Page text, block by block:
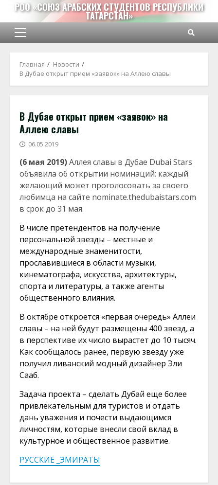
Перейти
содержимому
РОО «СОЮЗ АРАБСКИХ СТУДЕНТОВ РЕСПУБЛИКИ
ТАТАРСТАН»
Основное
Главная
Новости
В Дубае открыт прием «заявок» на Аллею славы
В Дубае открыт прием «заявок» на
Аллею славы
06.05.2019
(6 мая 2019)Аллея славы в Дубае Dubai Stars
объявила об открытии номинаций: каждый
желающий может проголосовать за своего
любимца на сайте nominate.thedubaistars.com
в срок до 31 мая.
В числе претендентов на получение
персональной звезды – местные и
международные знаменитости,
прославившиеся в области музыки,
кинематографа, искусства, архитектуры,
спорта и литературы, а также агенты
общественного влияния.
В октябре откроется «первая очередь» Аллеи
славы – на ней будут размещены 400 звезд, а
в перспективе их число вырастет до 10 тысяч.
Как сообщалось ранее, первую звезду уже
получил ливанский модный дизайнер Эли
Сааб.
Задача проекта – сделать Дубай еще более
привлекательным для туристов и отдать
дань уважения и почести выдающимся
личностям, которые внесли свой вклад в
культурное и общественное развитие.
РУССКИЕ _ЭМИРАТЫ